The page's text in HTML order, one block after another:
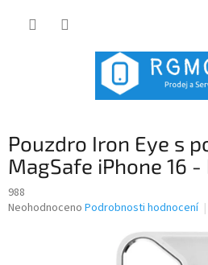
Pouzdro Iron Eye s
MagSafe iPhone 16 -
988
Průměrné
Neohodnoceno Podrobnosti hodnocení